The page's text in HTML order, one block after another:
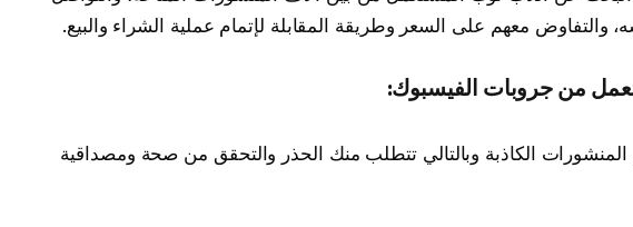
والتفاوض معهم على السعر وطريقة المقابلة لإتمام عملية الشراء والبيع.
من جروبات الفيسبوك:
الكاذبة وبالتالي تتطلب منك الحذر والتحقق من صحة ومصداقية